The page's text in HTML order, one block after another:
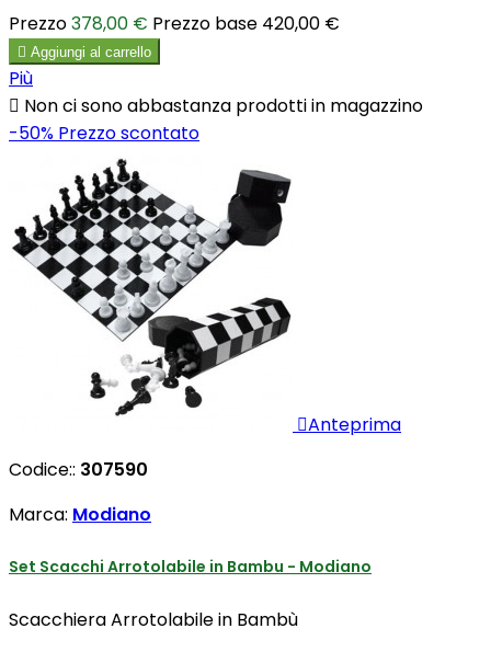
Prezzo378,00 € Prezzo base 420,00 €
 Aggiungi al carrello
Più
 Non ci sono abbastanza prodotti in magazzino
-50% Prezzo scontato
Anteprima
Codice:: 307590
Marca: Modiano
Set Scacchi Arrotolabile in Bambu - Modiano
Scacchiera Arrotolabile in Bambù